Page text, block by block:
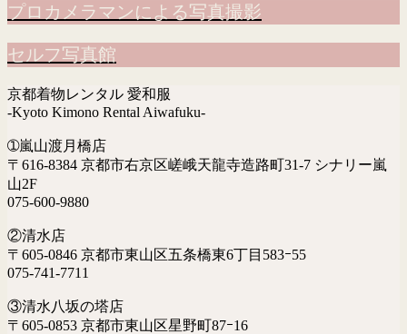
プロカメラマンによる写真撮影
セルフ写真館
京都着物レンタル 愛和服
-Kyoto Kimono Rental Aiwafuku-
➀嵐山渡月橋店
〒616-8384 京都市右京区嵯峨天龍寺造路町31-7 シナリー嵐
山2F
075-600-9880
②清水店
〒605-0846 京都市東山区五条橋東6丁目583ｰ55
075-741-7711
③清水八坂の塔店
〒605-0853 京都市東山区星野町87ｰ16